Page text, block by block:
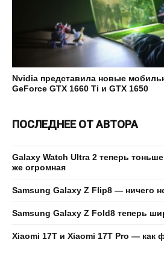
Nvidia представила новые
GeForce GTX 1660 Ti и GTX 1650
ПОСЛЕДНЕЕ ОТ АВТОРА
Galaxy Watch Ultra 2 теперь
же огромная
Samsung Galaxy Z Flip8 — ничего
Samsung Galaxy Z Fold8 теперь
Xiaomi 17T и Xiaomi 17T Pro — как